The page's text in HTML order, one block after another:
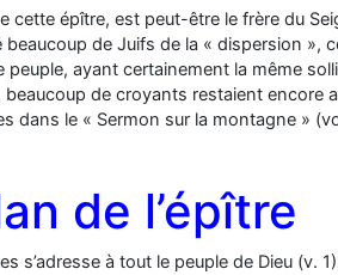
cette épître, est peut-être le frère du
de Juifs de la « dispersion »,
peuple, ayant certainement la même
de croyants restaient encore
dans le « Sermon sur la montagne »
l’épître
s’adresse à tout le peuple de Dieu